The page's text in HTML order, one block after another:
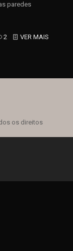
paredes
2 VER MAIS
os direitos